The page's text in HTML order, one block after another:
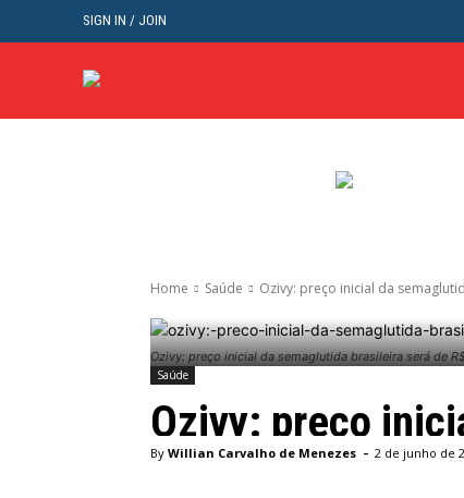
SIGN IN / JOIN
Home Saúde Ozivy: preço inicial da
Ozivy: preço inicial da semaglutida brasileira será de
Saúde
Ozivy: preço
By Willian Carvalho de Menezes - 2 de junho de